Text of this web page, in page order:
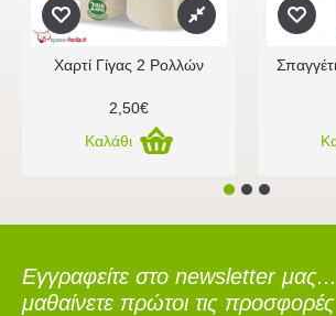
Χαρτί Γίγας 2 Ρολλών
2,50€
Καλάθι
Εγγραφείτε στο newsletter
μαθαίνετε πρώτοι τις